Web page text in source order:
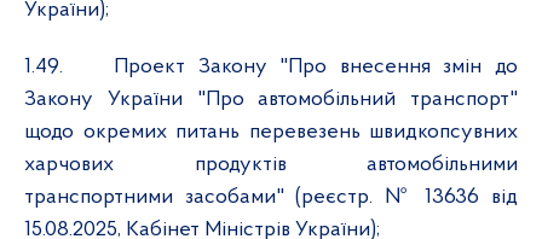
України);
1.49.
Проект Закону "Про внесення змін до
Закону України "Про автомобільний транспорт"
щодо окремих питань перевезень швидкопсувних
харчових продуктів автомобільними
транспортними засобами" (реєстр. № 13636 від
15.08.2025, Кабінет Міністрів України);